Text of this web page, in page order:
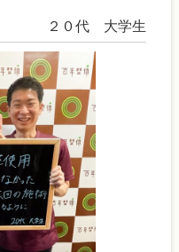
２０代 大学生